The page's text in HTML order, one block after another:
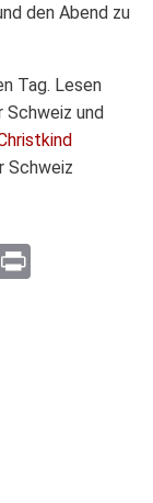
den Abend zu
Tag. Lesen
Schweiz und
Schweiz